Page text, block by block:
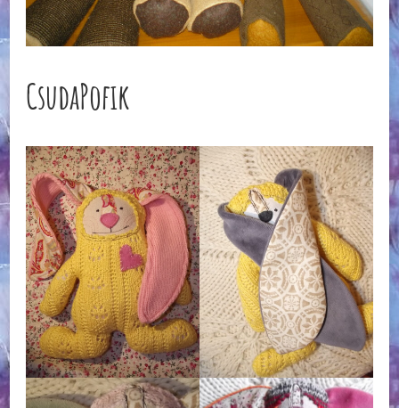
CsudaPofik